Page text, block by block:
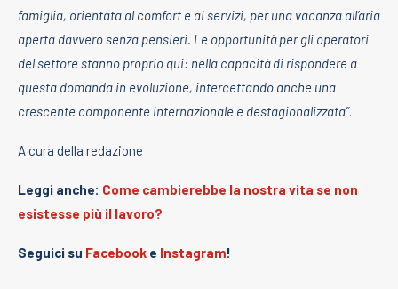
famiglia, orientata al comfort e ai servizi, per una vacanza all’aria
aperta davvero senza pensieri. Le opportunità per gli operatori
del settore stanno proprio qui: nella capacità di rispondere a
questa domanda in evoluzione, intercettando anche una
crescente componente internazionale e destagionalizzata”.
A cura della redazione
Leggi anche: Come cambierebbe la nostra vita se non
esistesse più il lavoro?
Seguici su Facebook e Instagram!